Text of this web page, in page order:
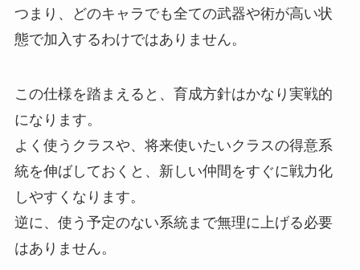
つまり、どのキャラでも全ての武器や術が高い状
態で加入するわけではありません。
この仕様を踏まえると、育成方針はかなり実戦的
になります。
よく使うクラスや、将来使いたいクラスの得意系
統を伸ばしておくと、新しい仲間をすぐに戦力化
しやすくなります。
逆に、使う予定のない系統まで無理に上げる必要
はありません。